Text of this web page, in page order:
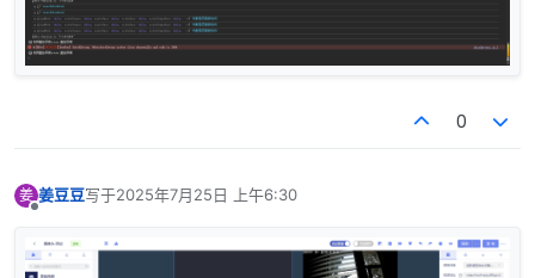
0
姜 姜豆豆写于2025年7月25日 上午6:30
最后由 编辑